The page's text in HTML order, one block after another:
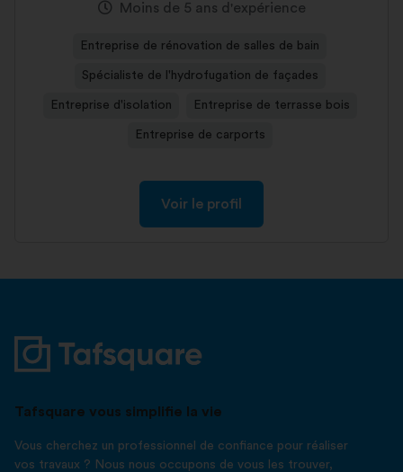
Moins de 5 ans d'expérience
Entreprise de rénovation de salles de bain
Spécialiste de l'hydrofugation de façades
Entreprise d'isolation Entreprise de terrasse bois
Entreprise de carports
Voir le profil
Tafsquare vous simplifie la vie
Vous cherchez un professionnel de confiance pour réaliser
vos travaux ? Nous nous occupons de vous les trouver,